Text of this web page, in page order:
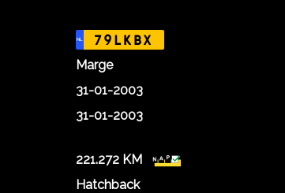
NL 79LKBX
Marge
31-01-2003
31-01-2003
221.272 KM
Hatchback